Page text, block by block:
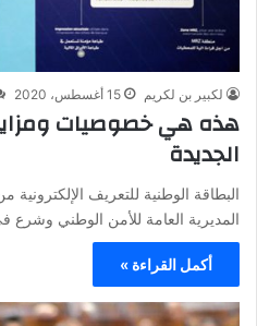
لكبير بن لكريم 15 أغسطس، 2020
هذه هي خصوصيات
الجديدة
البطاقة الوطنية للتعريف الإلكترونية
المديرية العامة للأمن الوطني وشرع
أكمل القراءة »